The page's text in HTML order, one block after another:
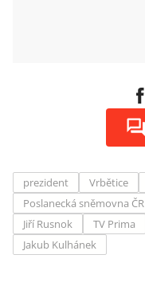
prezident Vrbětice
Poslanecká sněmovna ČR
Jiří Rusnok
TV Prima
Jakub Kulhánek